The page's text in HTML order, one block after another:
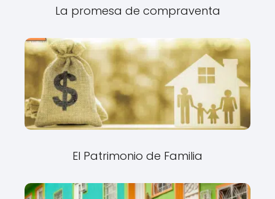
La promesa de compraventa
El Patrimonio de Familia